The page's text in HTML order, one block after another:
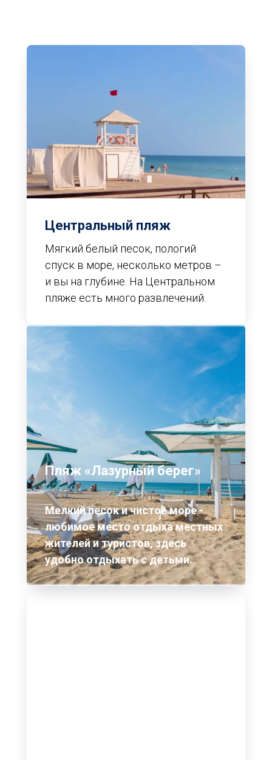
Центральный пляж
Мягкий белый песок, пологий
спуск в море, несколько метров –
и вы на глубине. На Центральном
пляже есть много развлечений.
Пляж «Лазурный берег»
Мелкий песок и чистое море -
любимое место отдыха местных
жителей и туристов, здесь
удобно отдыхать с детьми.